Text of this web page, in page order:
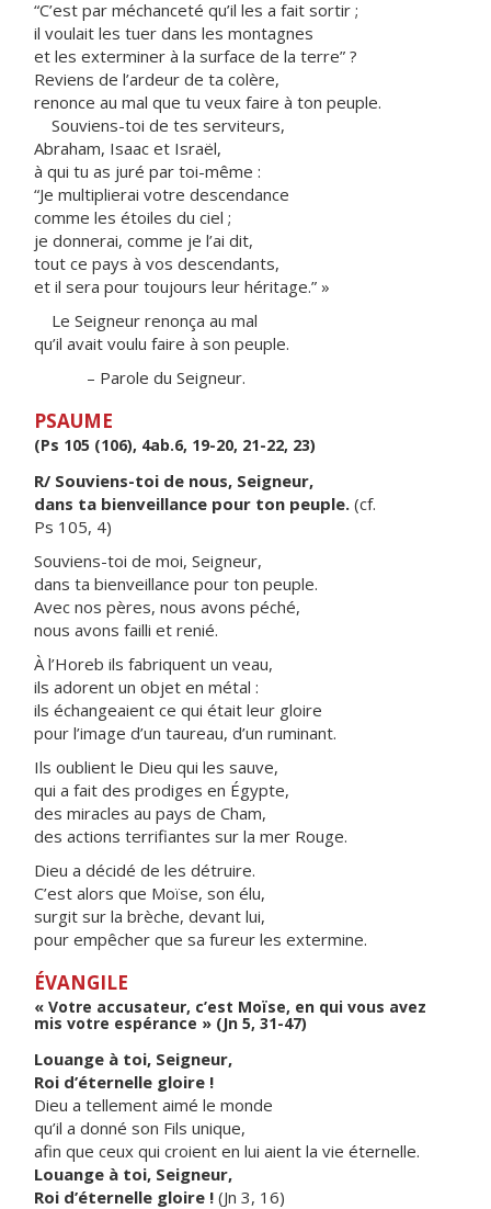
“C’est par méchanceté qu’il les a fait sortir ;
il voulait les tuer dans les montagnes
et les exterminer à la surface de la terre” ?
Reviens de l’ardeur de ta colère,
renonce au mal que tu veux faire à ton peuple.
Souviens-toi de tes serviteurs,
Abraham, Isaac et Israël,
à qui tu as juré par toi-même :
“Je multiplierai votre descendance
comme les étoiles du ciel ;
je donnerai, comme je l’ai dit,
tout ce pays à vos descendants,
et il sera pour toujours leur héritage.” »
Le Seigneur renonça au mal
qu’il avait voulu faire à son peuple.
– Parole du Seigneur.
PSAUME
(Ps 105 (106), 4ab.6, 19-20, 21-22, 23)
R/ Souviens-toi de nous, Seigneur,
dans ta bienveillance pour ton peuple. (cf.
Ps 105, 4)
Souviens-toi de moi, Seigneur,
dans ta bienveillance pour ton peuple.
Avec nos pères, nous avons péché,
nous avons failli et renié.
À l’Horeb ils fabriquent un veau,
ils adorent un objet en métal :
ils échangeaient ce qui était leur gloire
pour l’image d’un taureau, d’un ruminant.
Ils oublient le Dieu qui les sauve,
qui a fait des prodiges en Égypte,
des miracles au pays de Cham,
des actions terrifiantes sur la mer Rouge.
Dieu a décidé de les détruire.
C’est alors que Moïse, son élu,
surgit sur la brèche, devant lui,
pour empêcher que sa fureur les extermine.
ÉVANGILE
« Votre accusateur, c’est Moïse, en qui vous avez
mis votre espérance » (Jn 5, 31-47)
Louange à toi, Seigneur,
Roi d’éternelle gloire !
Dieu a tellement aimé le monde
qu’il a donné son Fils unique,
afin que ceux qui croient en lui aient la vie éternelle.
Louange à toi, Seigneur,
Roi d’éternelle gloire ! (Jn 3, 16)